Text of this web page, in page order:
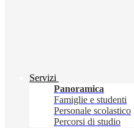
Servizi
Panoramica
Famiglie e studenti
Personale scolastico
Percorsi di studio